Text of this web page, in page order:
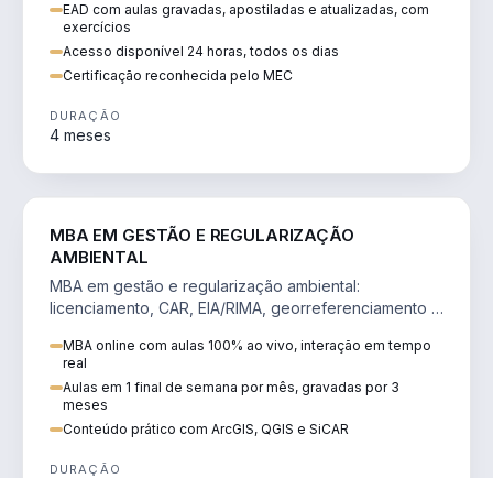
EAD com aulas gravadas, apostiladas e atualizadas, com
exercícios
Acesso disponível 24 horas, todos os dias
Certificação reconhecida pelo MEC
DURAÇÃO
4 meses
MBA EM GESTÃO E REGULARIZAÇÃO
AMBIENTAL
MBA em gestão e regularização ambiental:
licenciamento, CAR, EIA/RIMA, georreferenciamento e
MBA online com aulas 100% ao vivo, interação em tempo
real
Aulas em 1 final de semana por mês, gravadas por 3
meses
Conteúdo prático com ArcGIS, QGIS e SiCAR
DURAÇÃO